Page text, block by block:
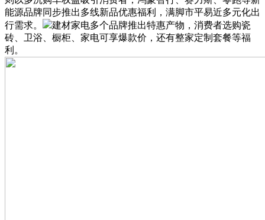
能源品牌同步推出多线新品优惠福利，满脚市平易近多元化出
行需求。
建材家电多个品牌推出特惠产物，消费者选购瓷
砖、卫浴、橱柜、家电可享爆款价，还有整家定制套餐等福
利。